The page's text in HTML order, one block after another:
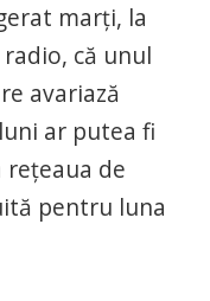
marţi, la
că unul
avariază
ar putea fi
de
pentru luna